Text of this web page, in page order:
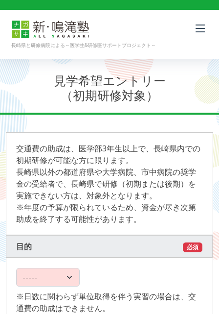
長崎県と研修病院による～医学生&研修医サポートプロジェクト～
見学希望エントリー
（初期研修対象）
交通費の助成は、医学部3年生以上で、長崎県内での
初期研修が可能な方に限ります。
長崎県以外の都道府県や大学病院、市中病院の奨学
金の受給者で、長崎県で研修（初期または後期）を
実施できない方は、対象外となります。
※年度の予算が限られているため、資金が尽き次第
助成を終了する可能性があります。
目的 必須
※日数に関わらず単位取得を伴う実習の場合は、交
通費の助成はできません。